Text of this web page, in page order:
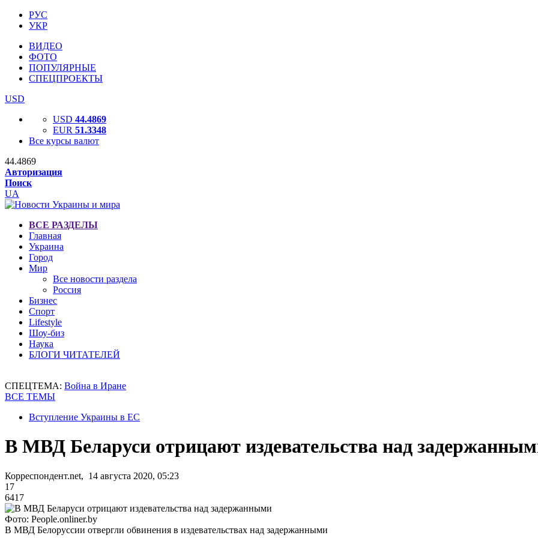
РУС
УКР
ВИДЕО
ФОТО
ПОПУЛЯРНЫЕ
СПЕЦПРОЕКТЫ
USD
USD 44.4869
EUR 51.3348
Все курсы валют
44.4869
Авторизация
Поиск
UA
ВСЕ РАЗДЕЛЫ
Главная
Украина
Город
Мир
Все новости раздела
Россия
Бизнес
Спорт
Lifestyle
Шоу-биз
Наука
БЛОГИ ЧИТАТЕЛЕЙ
СПЕЦТЕМА: Война в Иране
ВСЕ ТЕМЫ
Вступление Украины в ЕС
В МВД Беларуси отрицают издевательства над
Корреспондент.net, 14 августа 2020, 05:23
17
6417
Фото: People.onliner.by
В МВД Белоруссии отвергли обвинения в издевательствах над задержанными